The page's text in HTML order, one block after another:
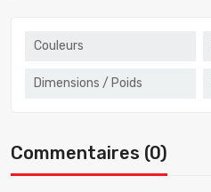
Couleurs
Dimensions / Poids
Commentaires (0)